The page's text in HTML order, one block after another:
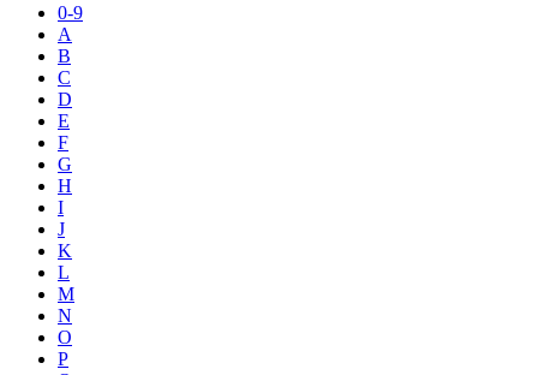
0-9
A
B
C
D
E
F
G
H
I
J
K
L
M
N
O
P